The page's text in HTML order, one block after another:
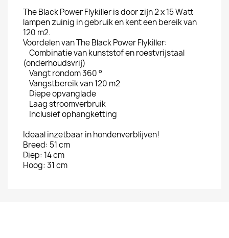
The Black Power Flykiller is door zijn 2 x 15 Watt
lampen zuinig in gebruik en kent een bereik van
120 m2.
Voordelen van The Black Power Flykiller:
Combinatie van kunststof en roestvrijstaal
(onderhoudsvrij)
Vangt rondom 360 °
Vangstbereik van 120 m2
Diepe opvanglade
Laag stroomverbruik
Inclusief ophangketting
Ideaal inzetbaar in hondenverblijven!
Breed: 51 cm
Diep: 14 cm
Hoog: 31 cm